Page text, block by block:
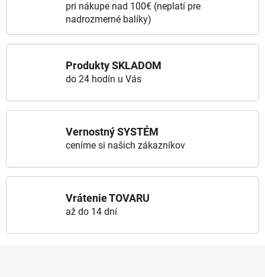
pri nákupe nad 100€ (neplatí pre
nadrozmerné balíky)
Produkty SKLADOM
do 24 hodín u Vás
Vernostný SYSTÉM
ceníme si našich zákazníkov
Vrátenie TOVARU
až do 14 dní